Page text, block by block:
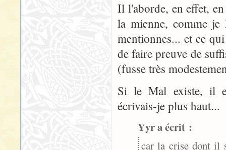
Il l'aborde, en effet,
la mienne, comme je
mentionnes... et ce
de faire preuve de
(fusse très
Si le Mal existe, il
écrivais-je plus haut...
Yyr a écrit :
car la crise dont il